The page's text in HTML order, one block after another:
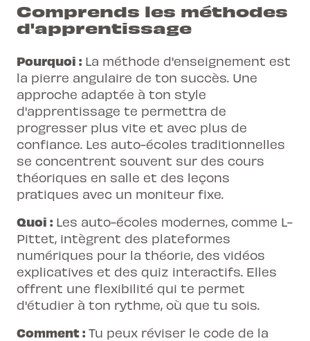
Comprends les méthodes
d'apprentissage
Pourquoi : La méthode d'enseignement est
la pierre angulaire de ton succès. Une
approche adaptée à ton style
d'apprentissage te permettra de
progresser plus vite et avec plus de
confiance. Les auto-écoles traditionnelles
se concentrent souvent sur des cours
théoriques en salle et des leçons
pratiques avec un moniteur fixe.
Quoi : Les auto-écoles modernes, comme L-
Pittet, intègrent des plateformes
numériques pour la théorie, des vidéos
explicatives et des quiz interactifs. Elles
offrent une flexibilité qui te permet
d'étudier à ton rythme, où que tu sois.
Comment : Tu peux réviser le code de la